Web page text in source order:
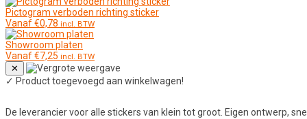
Pictogram verboden richting sticker
Vanaf€0,78 incl. BTW
Showroom platen
Vanaf€7,25 incl. BTW
✕
✓ Product toegevoegd aan winkelwagen!
De leverancier voor alle stickers van klein tot groot. Eigen ontwerp,